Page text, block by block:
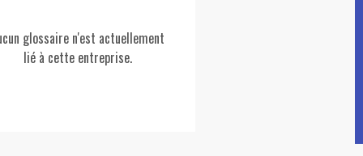
glossaire n'est actuellement
lié à cette entreprise.